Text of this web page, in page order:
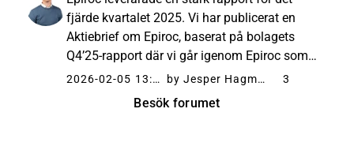
orderingången på 7%...
fjärde kvartalet 2025. Vi har publicerat en
Aktiebrief om Epiroc, baserat på bolagets
Q4’25-rapport där vi går igenom Epiroc som
bolag, Mmarknadsläge och trender,
pessimisten? / vad säger optimisten...
2026-02-05 13:55 by Jesper Hagman 3
Besök forumet